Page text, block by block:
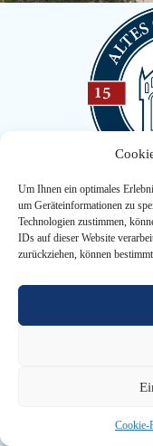
Um Ihnen ein optimales
um Geräteinformationen zu
Technologien zustimmen,
IDs auf dieser Website
zurückziehen, können
Cookie-